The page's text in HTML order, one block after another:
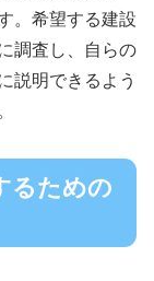
。希望する建設
調査し、自らの
説明できるよう
るための